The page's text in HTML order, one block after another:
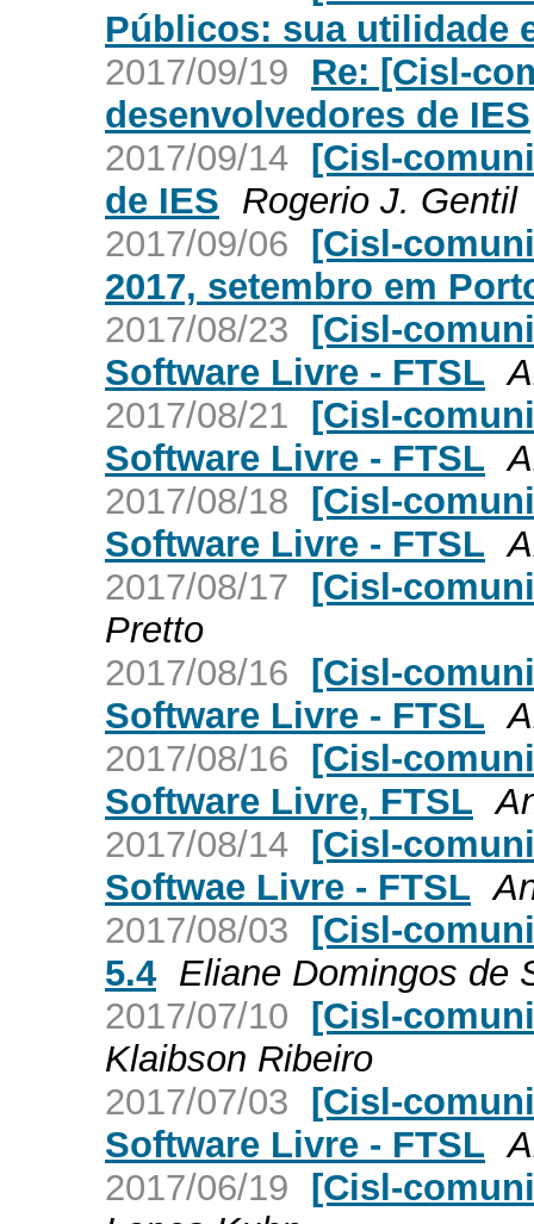
Públicos: sua utilidade
2017/09/19
Re: [Cisl-
desenvolvedores de IES
2017/09/14 [Cisl-
de IES Rogerio J. Gentil
2017/09/06 [Cisl-
2017, setembro em
2017/08/23 [Cisl-
Software Livre - FTSL
2017/08/21 [Cisl-
Software Livre - FTSL
2017/08/18 [Cisl-
Software Livre - FTSL
2017/08/17 [Cisl-
Pretto
2017/08/16 [Cisl-
Software Livre - FTSL
2017/08/16 [Cisl-
Software Livre, FTSL
2017/08/14 [Cisl-
Softwae Livre - FTSL
2017/08/03 [Cisl-
5.4 Eliane Domingos de
2017/07/10 [Cisl-
Klaibson Ribeiro
2017/07/03 [Cisl-
Software Livre - FTSL
2017/06/19 [Cisl-